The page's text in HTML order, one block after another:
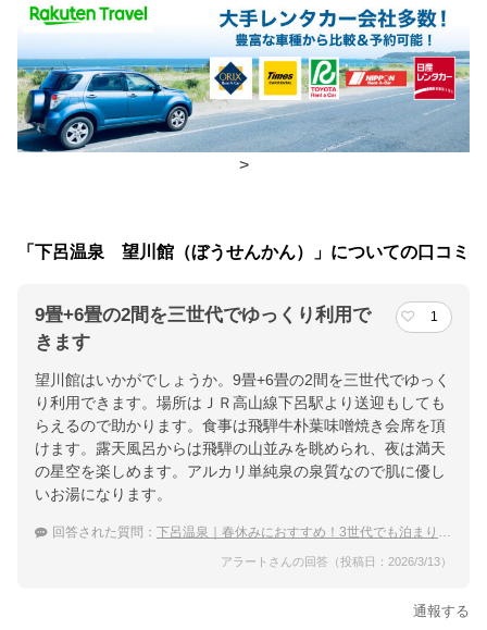
食事場所
朝食 レストラン、食事処
夕食 個室、レストラン
チェックイン・チェックアウト時間
チェックアウ
10:00
交通アクセス
（時間等詳細はお問い合わせください）
提供：楽天トラベル
楽天トラベルで
ホテル詳細を詳しく見る
>
「下呂温泉 望川館（ぼうせんかん）」についての口コミ
9畳+6畳の2間を三世代でゆっくり利用で
きます
1
望川館はいかがでしょうか。9畳+6畳の2間を三世代でゆっく
り利用できます。場所はＪＲ高山線下呂駅より送迎もしても
らえるので助かります。食事は飛騨牛朴葉味噌焼き会席を頂
けます。露天風呂からは飛騨の山並みを眺められ、夜は満天
の星空を楽しめます。アルカリ単純泉の泉質なので肌に優し
いお湯になります。
回答された質問： 下呂温泉｜春休みにおすすめ！3世代でも泊まりやすい宿は？
アラートさんの回答（投稿日：2026/3/13）
通報する